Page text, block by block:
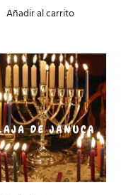
Añadir al carrito